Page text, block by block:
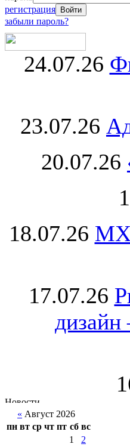
регистрация
забыли пароль?
24.07.26
23.07.26
20.07.26
18.07.26
17.07.26
« Август 2026
пн вт ср чт пт сб вс
1
2